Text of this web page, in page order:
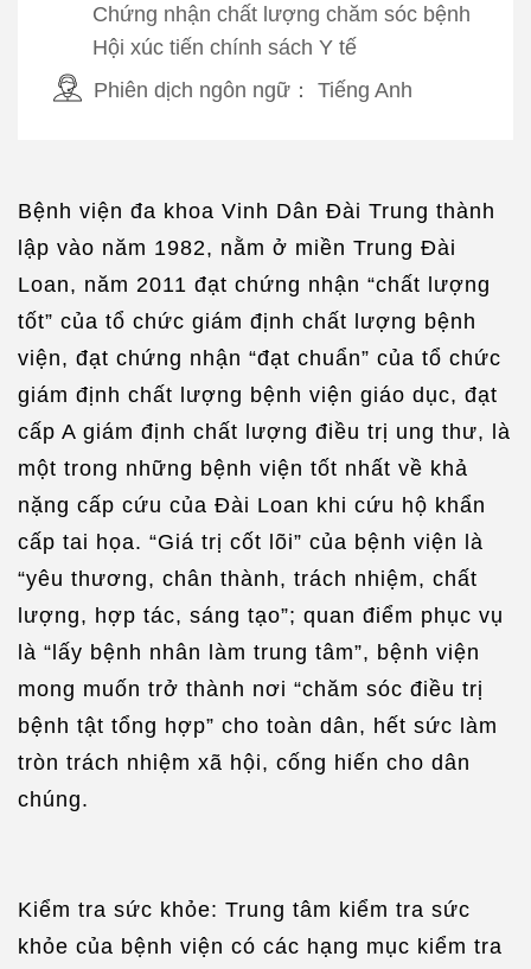
Chứng nhận chất lượng chăm sóc bệnh
Hội xúc tiến chính sách Y tế
Phiên dịch ngôn ngữ： Tiếng Anh
Bệnh viện đa khoa Vinh Dân Đài Trung thành
lập vào năm 1982, nằm ở miền Trung Đài
Loan, năm 2011 đạt chứng nhận “chất lượng
tốt” của tổ chức giám định chất lượng bệnh
viện, đạt chứng nhận “đạt chuẩn” của tổ chức
giám định chất lượng bệnh viện giáo dục, đạt
cấp A giám định chất lượng điều trị ung thư, là
một trong những bệnh viện tốt nhất về khả
nặng cấp cứu của Đài Loan khi cứu hộ khẩn
cấp tai họa. “Giá trị cốt lõi” của bệnh viện là
“yêu thương, chân thành, trách nhiệm, chất
lượng, hợp tác, sáng tạo”; quan điểm phục vụ
là “lấy bệnh nhân làm trung tâm”, bệnh viện
mong muốn trở thành nơi “chăm sóc điều trị
bệnh tật tổng hợp” cho toàn dân, hết sức làm
tròn trách nhiệm xã hội, cống hiến cho dân
chúng.
Kiểm tra sức khỏe: Trung tâm kiểm tra sức
khỏe của bệnh viện có các hạng mục kiểm tra